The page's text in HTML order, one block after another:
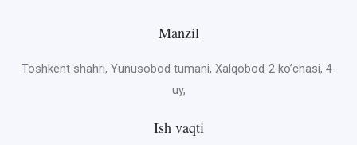
Manzil
Toshkent shahri, Yunusobod tumani, Xalqobod-2 ko’chasi, 4-
uy,
Ish vaqti